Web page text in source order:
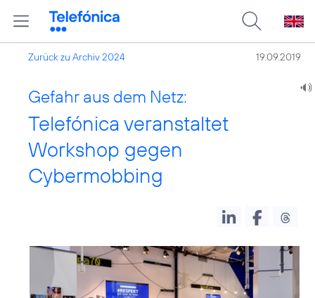
Zurück zu Archiv 2024 19.09.2019
Gefahr aus dem Netz:
Telefónica veranstaltet
Workshop gegen
Cybermobbing